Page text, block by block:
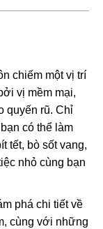
chiếm một vị trí
vị mềm mại,
quyến rũ. Chỉ
có thể làm
tết, bò sốt vang,
nhỏ cùng bạn
phá chi tiết về
cùng với những